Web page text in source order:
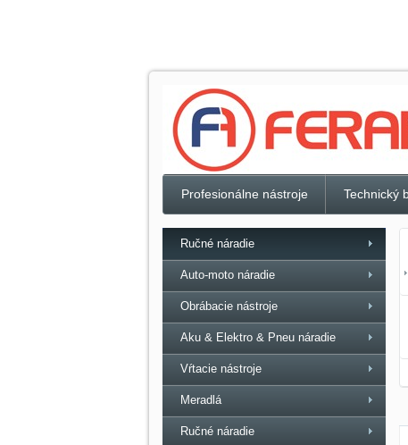
Profesionálne nástroje Technický
Ručné náradie
Auto-moto náradie
Obrábacie nástroje
Aku & Elektro & Pneu náradie
Vŕtacie nástroje
Meradlá
Ručné náradie